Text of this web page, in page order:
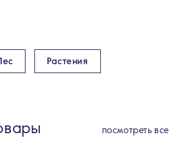
Растения
посмотреть все